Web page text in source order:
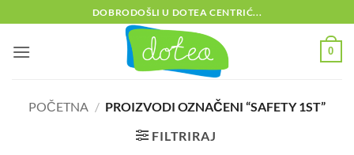
to
content
DOBRODOŠLI U DOTEA CENTRIĆ...
0
POČETNA / PROIZVODI OZNAČENI “SAFETY 1ST”
FILTRIRAJ